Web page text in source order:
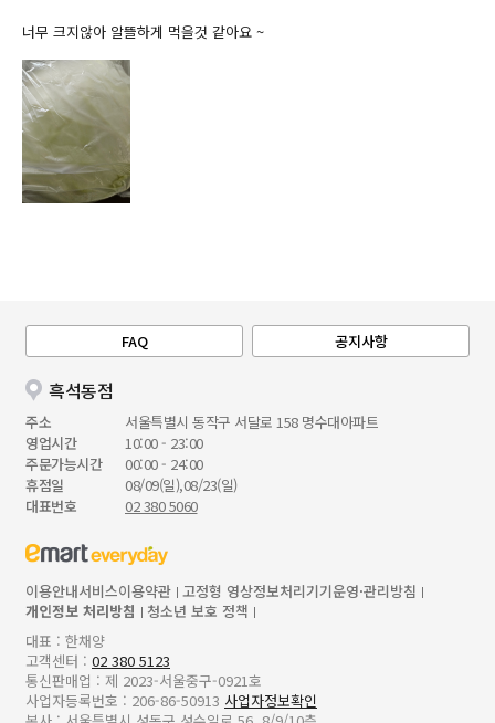
너무 크지않아 알뜰하게 먹을것 같아요 ~
FAQ 공지사항
흑석동점
주소
서울특별시 동작구 서달로 158 명수대아파트
영업시간
10:00 - 23:00
주문가능시간
00:00 - 24:00
휴점일
08/09(일),08/23(일)
대표번호
02 380 5060
이용안내서비스이용약관 고정형 영상정보처리기기운영·관리방침
개인정보 처리방침
청소년 보호 정책
대표 : 한채양
고객센터 : 02 380 5123
통신판매업 : 제 2023-서울중구-0921호
사업자등록번호 : 206-86-50913 사업자정보확인